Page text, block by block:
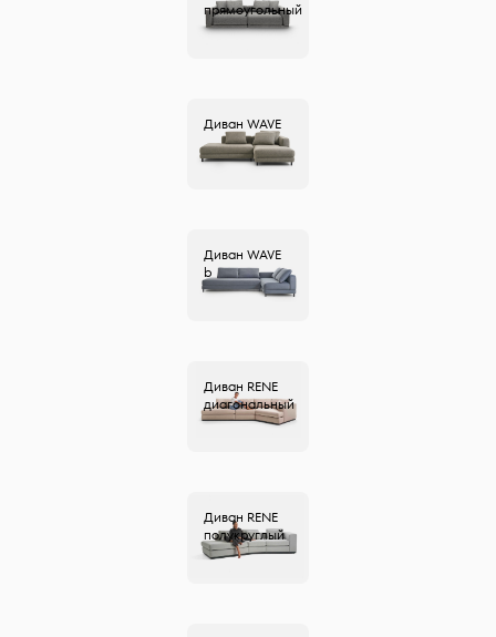
прямоугольный
Диван WAVE
Диван WAVE
b
Диван RENE
диагональный
Диван RENE
полукруглый